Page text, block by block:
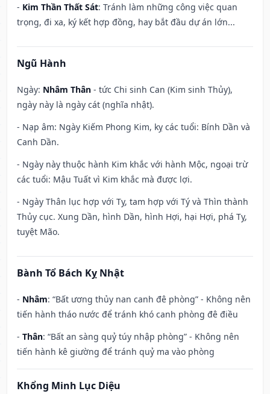
- Kim Thần Thất Sát: Tránh làm những công việc quan
trọng, đi xa, ký kết hợp đồng, hay bắt đầu dự án lớn...
Ngũ Hành
Ngày: Nhâm Thân - tức Chi sinh Can (Kim sinh Thủy),
ngày này là ngày cát (nghĩa nhật).
- Nạp âm: Ngày Kiếm Phong Kim, kỵ các tuổi: Bính Dần và
Canh Dần.
- Ngày này thuộc hành Kim khắc với hành Mộc, ngoại trừ
các tuổi: Mậu Tuất vì Kim khắc mà được lợi.
- Ngày Thân lục hợp với Tỵ, tam hợp với Tý và Thìn thành
Thủy cục. Xung Dần, hình Dần, hình Hợi, hại Hợi, phá Tỵ,
tuyệt Mão.
Bành Tổ Bách Kỵ Nhật
- Nhâm: “Bất ương thủy nan canh đê phòng” - Không nên
tiến hành tháo nước để tránh khó canh phòng đê điều
- Thân: “Bất an sàng quỷ túy nhập phòng” - Không nên
tiến hành kê giường để tránh quỷ ma vào phòng
Khổng Minh Lục Diệu